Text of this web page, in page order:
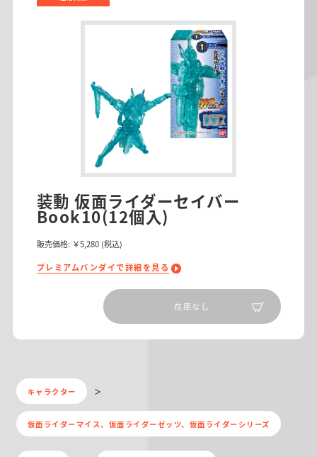
装動 仮面ライダーセイバー
Book10(12個入)
販売価格: ￥5,280 (税込)
プレミアムバンダイで詳細を見る
在庫なし
キャラクター
仮面ライダーマイス、仮面ライダーゼッツ、仮面ライダーシリーズ